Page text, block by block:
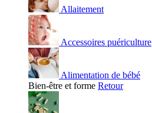
Allaitement
Accessoires puériculture
Alimentation de bébé
Bien-être et forme Retour